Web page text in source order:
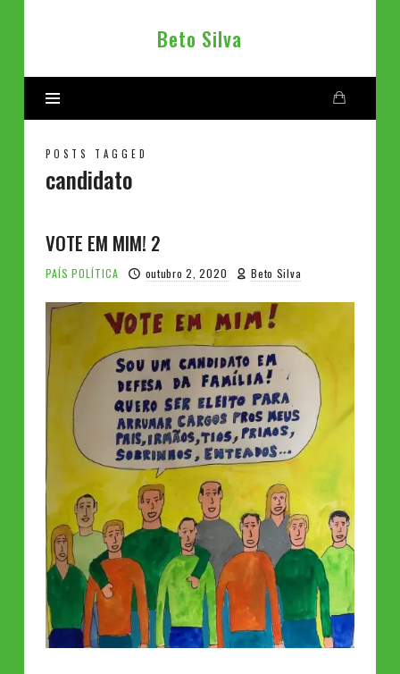
Beto
Beto Silva
POSTS TAGGED
candidato
VOTE EM MIM! 2
PAÍS POLÍTICA outubro 2, 2020 Beto Silva